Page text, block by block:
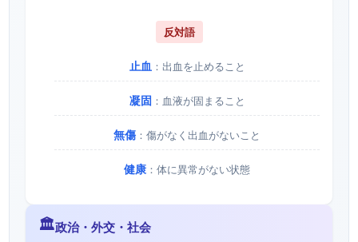
反対語
止血：出血を止めること
凝固 ：血液が固まること
無傷 ：傷がなく出血がないこと
健康 ：体に異常がない状態
🏛️政治・外交・社会